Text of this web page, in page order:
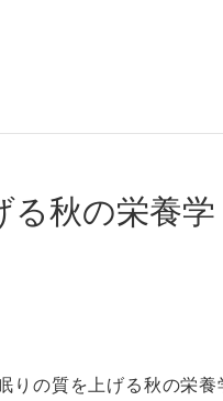
秋の栄養
の質を上げる秋の栄養